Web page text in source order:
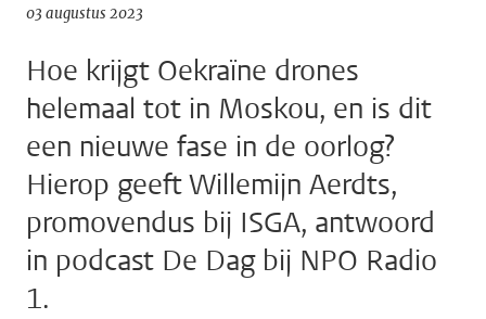
03 augustus 2023
Hoe krijgt Oekraïne drones
helemaal tot in Moskou, en is dit
een nieuwe fase in de oorlog?
Hierop geeft Willemijn Aerdts,
promovendus bij ISGA, antwoord
in podcast De Dag bij NPO Radio
1.